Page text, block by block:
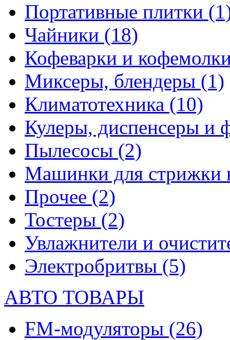
Портативные плитки
Чайники (18)
Кофеварки и
Миксеры, блендеры (1)
Климатотехника (10)
Кулеры, диспенсеры и
Пылесосы (2)
Машинки для стрижки
Прочее (2)
Тостеры (2)
Увлажнители и
Электробритвы (5)
АВТО ТОВАРЫ
FM-модуляторы (26)